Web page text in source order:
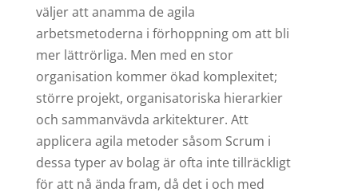
väljer att anamma de agila
arbetsmetoderna i förhoppning om att bli
mer lättrörliga. Men med en stor
organisation kommer ökad komplexitet;
större projekt, organisatoriska hierarkier
och sammanvävda arkitekturer. Att
applicera agila metoder såsom Scrum i
dessa typer av bolag är ofta inte tillräckligt
för att nå ända fram, då det i och med